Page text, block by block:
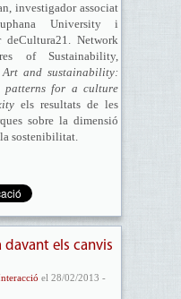
investigador associat
University i
deCultura21. Network
of Sustainability,
Art and sustainability:
patterns for a culture
els resultats de les
sobre la dimensió
sostenibilitat.
els canvis
el 28/02/2013 -